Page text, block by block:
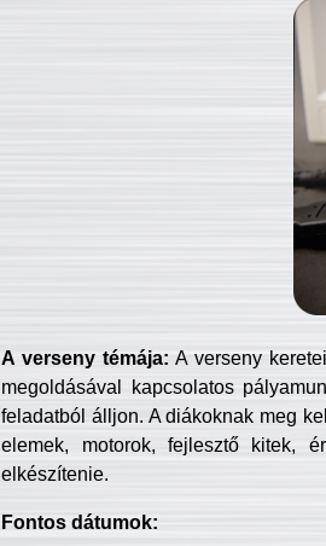
A verseny témája: A verseny
megoldásával kapcsolatos
feladatból álljon. A diákoknak meg
elemek, motorok, fejlesztő kitek,
elkészítenie.
Fontos dátumok: